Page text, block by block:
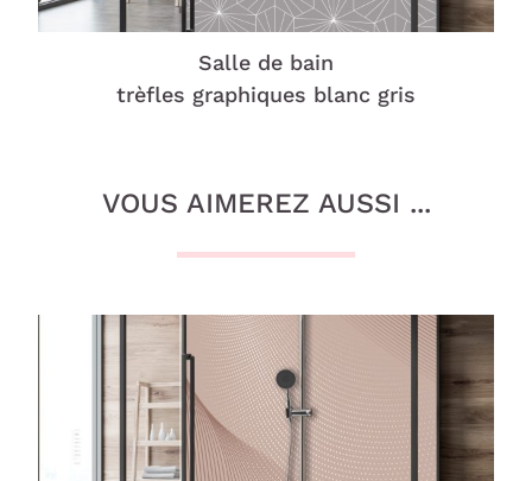
Salle de bain
trèfles graphiques blanc gris
VOUS AIMEREZ AUSSI ...